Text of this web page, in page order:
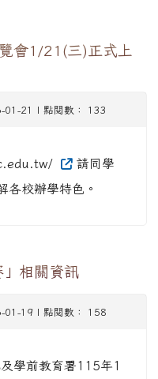
會1/21(三)正式上
01-21 | 點閱數： 133
請同學
各校辦學特色。
相關資訊
01-19 | 點閱數： 158
學前教育署115年1